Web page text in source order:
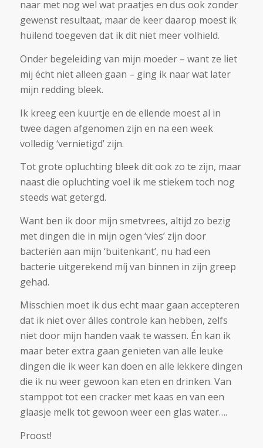
naar met nog wel wat praatjes en dus ook zonder
gewenst resultaat, maar de keer daarop moest ik
huilend toegeven dat ik dit niet meer volhield.
Onder begeleiding van mijn moeder – want ze liet
mij écht niet alleen gaan – ging ik naar wat later
mijn redding bleek.
Ik kreeg een kuurtje en de ellende moest al in
twee dagen afgenomen zijn en na een week
volledig ‘vernietigd’ zijn.
Tot grote opluchting bleek dit ook zo te zijn, maar
naast die opluchting voel ik me stiekem toch nog
steeds wat getergd.
Want ben ik door mijn smetvrees, altijd zo bezig
met dingen die in mijn ogen ‘vies’ zijn door
bacteriën aan mijn ‘buitenkant’, nu had een
bacterie uitgerekend míj van binnen in zijn greep
gehad.
Misschien moet ik dus echt maar gaan accepteren
dat ik niet over álles controle kan hebben, zelfs
niet door mijn handen vaak te wassen. Én kan ik
maar beter extra gaan genieten van alle leuke
dingen die ik weer kan doen en alle lekkere dingen
die ik nu weer gewoon kan eten en drinken. Van
stamppot tot een cracker met kaas en van een
glaasje melk tot gewoon weer een glas water….
Proost!